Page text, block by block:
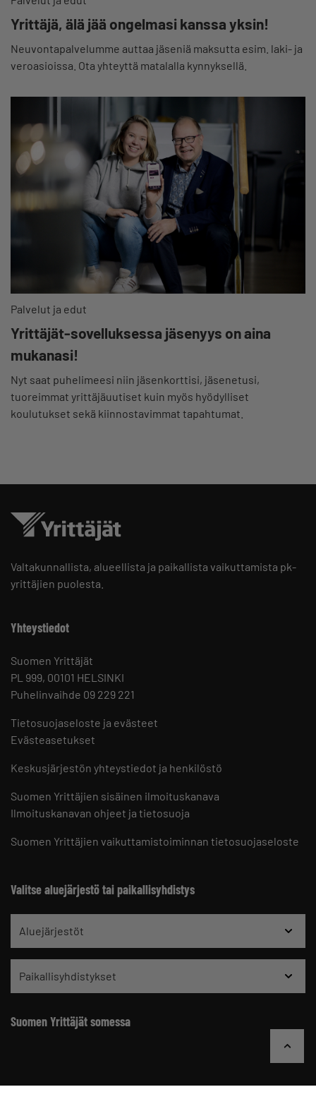
Yrittäjä, älä jää ongelmasi kanssa yksin!
Neuvontapalvelumme auttaa jäseniä maksutta esim. laki- ja
veroasioissa. Ota yhteyttä matalalla kynnyksellä.
Palvelut ja edut
Yrittäjät-sovelluksessa jäsenyys on aina
mukanasi!
Nyt saat puhelimeesi niin jäsenkorttisi, jäsenetusi,
tuoreimmat yrittäjäuutiset kuin myös hyödylliset
koulutukset sekä kiinnostavimmat tapahtumat.
Valtakunnallista, alueellista ja paikallista vaikuttamista pk-
yrittäjien puolesta.
Yhteystiedot
Suomen Yrittäjät
PL 999, 00101 HELSINKI
Puhelinvaihde 09 229 221
Tietosuojaseloste ja evästeet
Evästeasetukset
Keskusjärjestön yhteystiedot ja henkilöstö
Suomen Yrittäjien sisäinen ilmoituskanava
Ilmoituskanavan ohjeet ja tietosuoja
Suomen Yrittäjien vaikuttamistoiminnan tietosuojaseloste
Valitse aluejärjestö tai paikallisyhdistys
Aluejärjestöt
Paikallisyhdistykset
Suomen Yrittäjät somessa